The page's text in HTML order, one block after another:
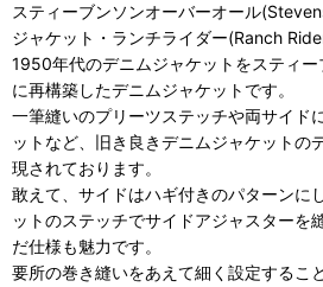
スティーブンソンオーバーオール
ジャケット・ランチライダー(Ranch
1950年代のデニムジャケットをスティ
に再構築したデニムジャケットです。
一筆縫いのプリーツステッチや両サイド
ットなど、旧き良きデニムジャケットの
現されております。
敢えて、サイドはハギ付きのパターンに
ットのステッチでサイドアジャスターを
だ仕様も魅力です。
要所の巻き縫いをあえて細く設定するこ